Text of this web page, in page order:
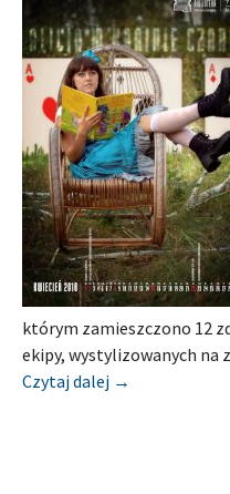
którym zamieszczono 12
ekipy, wystylizowanych na
Czytaj dalej [Relacja]
→